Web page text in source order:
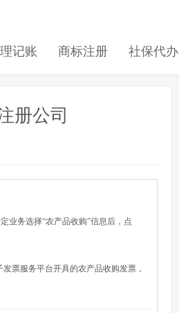
记账 商标注册 社保代办
册公司
务选择“农产品收购”信息后，点
票服务平台开具的农产品收购发票，